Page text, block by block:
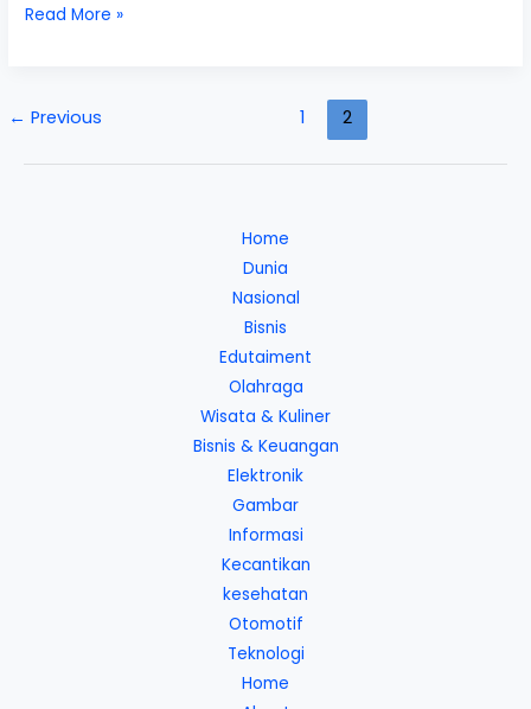
Siap
Senang
Read More »
← Previous 1 2
Home
Dunia
Nasional
Bisnis
Edutaiment
Olahraga
Wisata & Kuliner
Bisnis & Keuangan
Elektronik
Gambar
Informasi
Kecantikan
kesehatan
Otomotif
Teknologi
Home